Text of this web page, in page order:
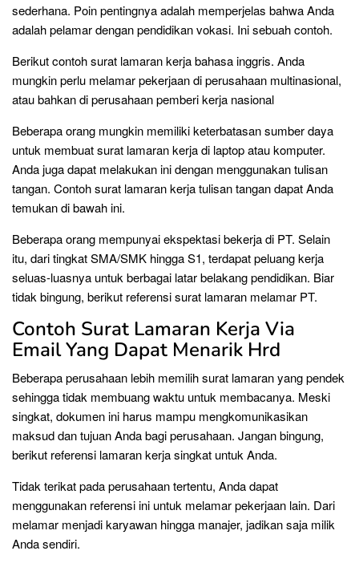
sederhana. Poin pentingnya adalah memperjelas bahwa Anda
adalah pelamar dengan pendidikan vokasi. Ini sebuah contoh.
Berikut contoh surat lamaran kerja bahasa inggris. Anda
mungkin perlu melamar pekerjaan di perusahaan multinasional,
atau bahkan di perusahaan pemberi kerja nasional
Beberapa orang mungkin memiliki keterbatasan sumber daya
untuk membuat surat lamaran kerja di laptop atau komputer.
Anda juga dapat melakukan ini dengan menggunakan tulisan
tangan. Contoh surat lamaran kerja tulisan tangan dapat Anda
temukan di bawah ini.
Beberapa orang mempunyai ekspektasi bekerja di PT. Selain
itu, dari tingkat SMA/SMK hingga S1, terdapat peluang kerja
seluas-luasnya untuk berbagai latar belakang pendidikan. Biar
tidak bingung, berikut referensi surat lamaran melamar PT.
Contoh Surat Lamaran Kerja Via
Email Yang Dapat Menarik Hrd
Beberapa perusahaan lebih memilih surat lamaran yang pendek
sehingga tidak membuang waktu untuk membacanya. Meski
singkat, dokumen ini harus mampu mengkomunikasikan
maksud dan tujuan Anda bagi perusahaan. Jangan bingung,
berikut referensi lamaran kerja singkat untuk Anda.
Tidak terikat pada perusahaan tertentu, Anda dapat
menggunakan referensi ini untuk melamar pekerjaan lain. Dari
melamar menjadi karyawan hingga manajer, jadikan saja milik
Anda sendiri.